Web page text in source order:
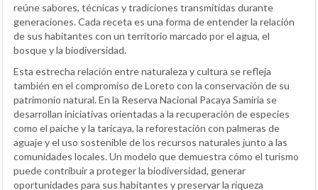
reúne sabores, técnicas y tradiciones transmitidas durante
generaciones. Cada receta es una forma de entender la relación
de sus habitantes con un territorio marcado por el agua, el
bosque y la biodiversidad.
Esta estrecha relación entre naturaleza y cultura se refleja
también en el compromiso de Loreto con la conservación de su
patrimonio natural. En la Reserva Nacional Pacaya Samiria se
desarrollan iniciativas orientadas a la recuperación de especies
como el paiche y la taricaya, la reforestación con palmeras de
aguaje y el uso sostenible de los recursos naturales junto a las
comunidades locales. Un modelo que demuestra cómo el turismo
puede contribuir a proteger la biodiversidad, generar
oportunidades para sus habitantes y preservar la riqueza